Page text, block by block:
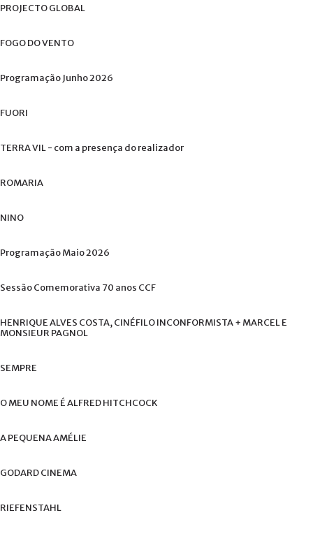
PROJECTOGLOBAL
FOGODOVENTO
Programação Junho2026
FUORI
TERRAVIL- com a presença dorealizador
ROMARIA
NINO
ProgramaçãoMaio2026
SessãoComemorativa 70 anos CCF
HENRIQUEALVES COSTA,CINÉFILOINCONFORMISTA+ MARCELE
MONSIEUR PAGNOL
SEMPRE
OMEU NOME ÉALFREDHITCHCOCK
APEQUENAAMÉLIE
GODARDCINEMA
RIEFENSTAHL